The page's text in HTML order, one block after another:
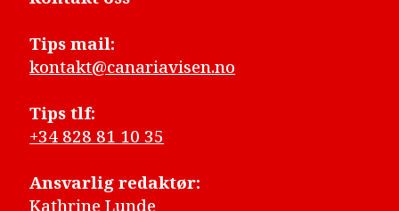
Tips mail:
kontakt@canariavisen.no
Tips tlf:
+34 828 81 10 35
Ansvarlig redaktør:
Kathrine Lunde